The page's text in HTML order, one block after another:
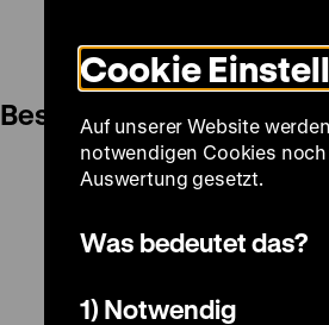
Modus
Besuch Spielplan
Cookie
Auf unserer Website
notwendigen Cookies
Auswertung gesetzt.
Was bedeutet das?
1) Notwendig